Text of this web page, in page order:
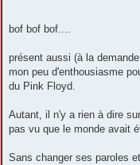
bof bof bof....
présent aussi (à la
mon peu d'enthousiasme
du Pink Floyd.
Autant, il n'y a rien à dire
pas vu que le monde avait
Sans changer ses paroles